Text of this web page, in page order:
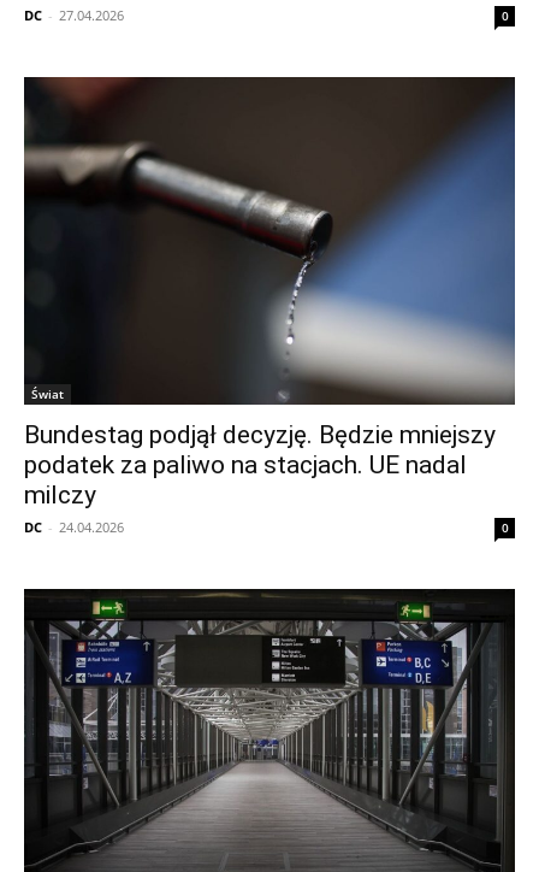
DC - 27.04.2026 0
Świat
Bundestag podjął decyzję. Będzie mniejszy
podatek za paliwo na stacjach. UE nadal
milczy
DC - 24.04.2026 0